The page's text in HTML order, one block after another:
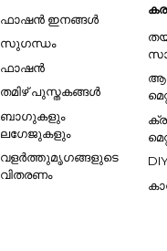
ഫാഷൻ ഇനങ്ങൾ
സുഗന്ധം
ഫാഷൻ
തമിഴ് പുസ്തകങ്ങൾ
ബാഗുകളും
ലഗേജുകളും
വളർത്തുമൃഗങ്ങളുടെ
വിതരണം